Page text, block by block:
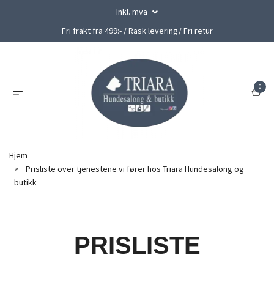
Inkl. mva
Fri frakt fra 499:- / Rask levering/ Fri retur
0
Hjem
Prisliste over tjenestene vi fører hos Triara Hundesalong og
butikk
PRISLISTE